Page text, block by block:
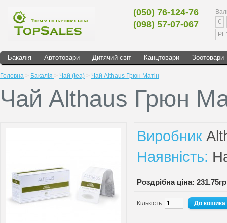
(050) 76-124-76
(098) 57-07-067
€
Бакалія Автотовари Дитячий світ Канцтовари Зоотовари
Головна > Бакалія > Чай (tea) > Чай Althaus Грюн Матін
Чай Althaus Грюн
Виробник
Наявність:
Роздрібна ціна:
Кількість: